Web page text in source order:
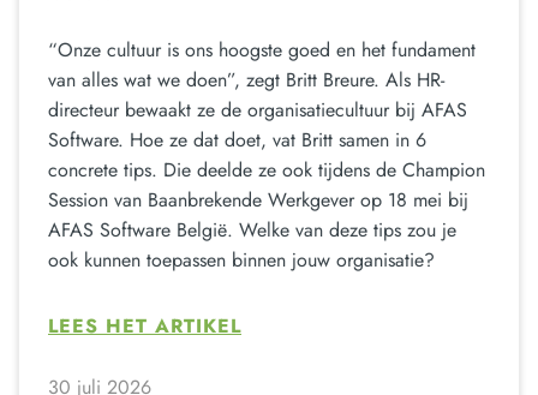
“Onze cultuur is ons hoogste goed en het fundament
van alles wat we doen”, zegt Britt Breure. Als HR-
directeur bewaakt ze de organisatiecultuur bij AFAS
Software. Hoe ze dat doet, vat Britt samen in 6
concrete tips. Die deelde ze ook tijdens de Champion
Session van Baanbrekende Werkgever op 18 mei bij
AFAS Software België. Welke van deze tips zou je
ook kunnen toepassen binnen jouw organisatie?
LEES HET ARTIKEL
30 juli 2026